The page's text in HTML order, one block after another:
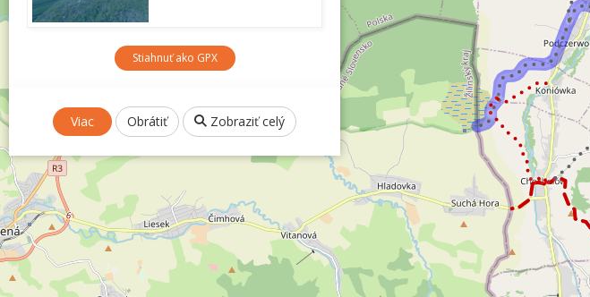
Stiahnuť ako GPX
Viac Obrátiť Zobraziť celý